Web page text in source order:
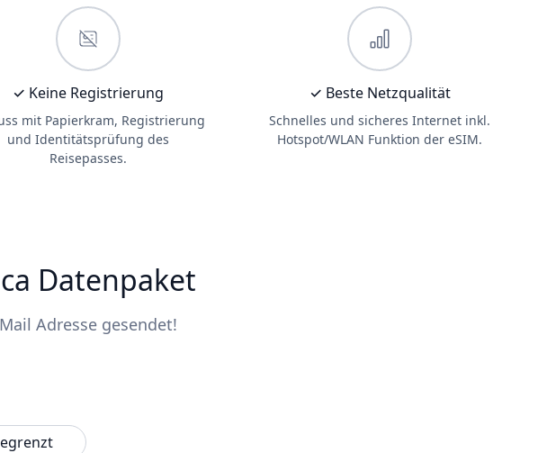
✓ Keine Registrierung
mit Papierkram, Registrierung
und Identitätsprüfung des
Reisepasses.
✓ Beste Netzqualität
Schnelles und sicheres Internet inkl.
Hotspot/WLAN Funktion der eSIM.
Datenpaket
Adresse gesendet!